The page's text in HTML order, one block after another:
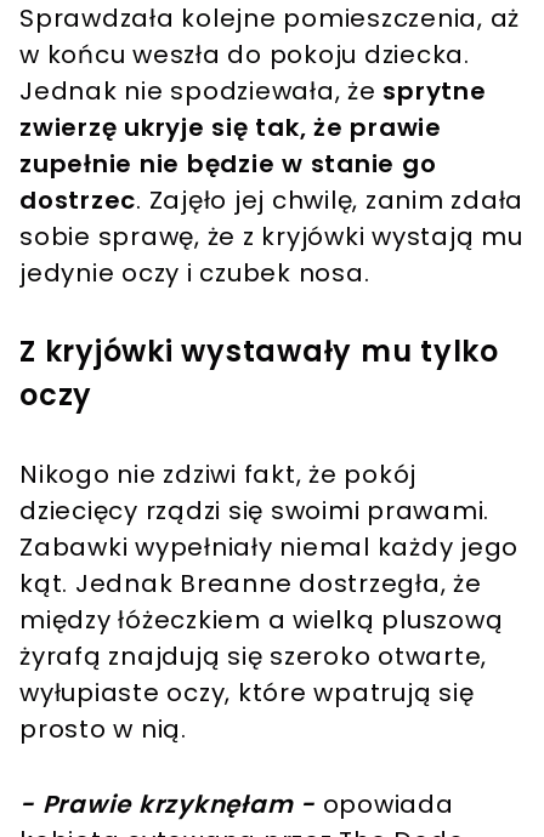
Sprawdzała kolejne pomieszczenia, aż
w końcu weszła do pokoju dziecka.
Jednak nie spodziewała, że sprytne
zwierzę ukryje się tak, że prawie
zupełnie nie będzie w stanie go
dostrzec. Zajęło jej chwilę, zanim zdała
sobie sprawę, że z kryjówki wystają mu
jedynie oczy i czubek nosa.
Z kryjówki wystawały mu tylko
oczy
Nikogo nie zdziwi fakt, że pokój
dziecięcy rządzi się swoimi prawami.
Zabawki wypełniały niemal każdy jego
kąt. Jednak Breanne dostrzegła, że
między łóżeczkiem a wielką pluszową
żyrafą znajdują się szeroko otwarte,
wyłupiaste oczy, które wpatrują się
prosto w nią.
- Prawie krzyknęłam - opowiada